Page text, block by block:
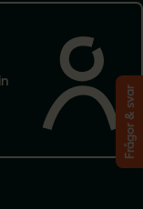
Frågor & svar